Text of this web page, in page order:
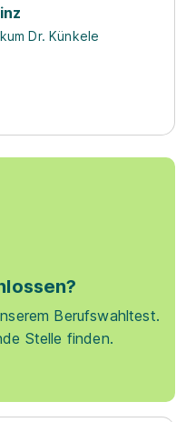
Dr. Künkele
Berufswahltest.
Stelle finden.